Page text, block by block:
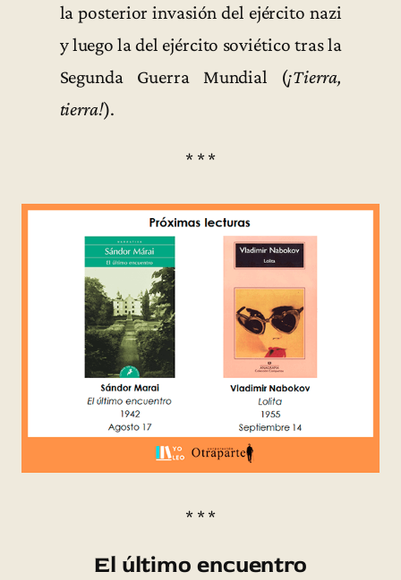
la posterior invasión del ejército nazi
y luego la del ejército soviético tras la
Segunda Guerra Mundial (¡Tierra,
tierra!).
* * *
* * *
El último encuentro